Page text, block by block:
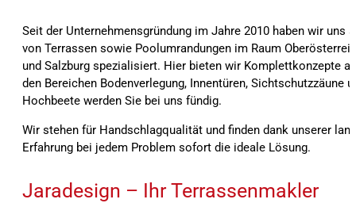
Seit der Unternehmensgründung im Jahre 2010 haben wir uns
von Terrassen sowie Poolumrandungen im Raum
und Salzburg spezialisiert. Hier bieten wir Komplettkonzepte
den Bereichen Bodenverlegung, Innentüren, Sichtschutzzäune
Hochbeete werden Sie bei uns fündig.
Wir stehen für Handschlagqualität und finden dank unserer
Erfahrung bei jedem Problem sofort die ideale Lösung.
Jaradesign – Ihr Terrassenmakler